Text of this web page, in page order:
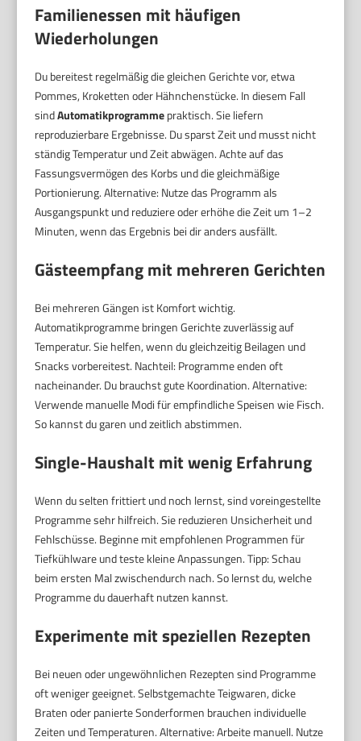
Familienessen mit häufigen
Wiederholungen
Du bereitest regelmäßig die gleichen Gerichte vor, etwa
Pommes, Kroketten oder Hähnchenstücke. In diesem Fall
sindAutomatikprogrammepraktisch. Sie liefern
reproduzierbare Ergebnisse. Du sparst Zeit und musst nicht
ständig Temperatur und Zeit abwägen. Achte auf das
Fassungsvermögen des Korbs und die gleichmäßige
Portionierung. Alternative: Nutze das Programm als
Ausgangspunkt und reduziere oder erhöhe die Zeit um 1–2
Minuten, wenn das Ergebnis bei dir anders ausfällt.
Gästeempfang mit mehreren Gerichten
Bei mehreren Gängen ist Komfort wichtig.
Automatikprogramme bringen Gerichte zuverlässig auf
Temperatur. Sie helfen, wenn du gleichzeitig Beilagen und
Snacks vorbereitest. Nachteil: Programme enden oft
nacheinander. Du brauchst gute Koordination. Alternative:
Verwende manuelle Modi für empfindliche Speisen wie Fisch.
So kannst du garen und zeitlich abstimmen.
Single-Haushalt mit wenig Erfahrung
Wenn du selten frittiert und noch lernst, sind voreingestellte
Programme sehr hilfreich. Sie reduzieren Unsicherheit und
Fehlschüsse. Beginne mit empfohlenen Programmen für
Tiefkühlware und teste kleine Anpassungen. Tipp: Schau
beim ersten Mal zwischendurch nach. So lernst du, welche
Programme du dauerhaft nutzen kannst.
Experimente mit speziellen Rezepten
Bei neuen oder ungewöhnlichen Rezepten sind Programme
oft weniger geeignet. Selbstgemachte Teigwaren, dicke
Braten oder panierte Sonderformen brauchen individuelle
Zeiten und Temperaturen. Alternative: Arbeite manuell. Nutze